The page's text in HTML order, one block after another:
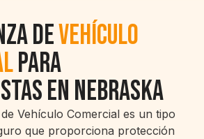
deVehículo
Para
en Nebraska
Vehículo Comercial es un tipo
que proporciona protección